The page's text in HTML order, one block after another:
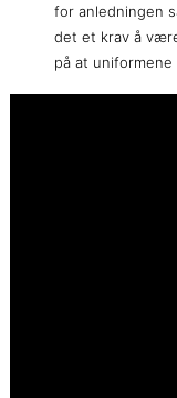
for anledningen
det et krav å
på at